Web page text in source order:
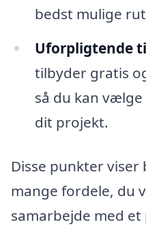
bedst mulige
Uforpligtende
tilbyder gratis
så du kan
dit projekt.
Disse punkter viser
mange fordele, du
samarbejde med